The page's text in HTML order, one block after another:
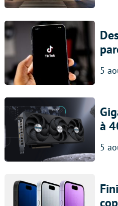
5
à
5